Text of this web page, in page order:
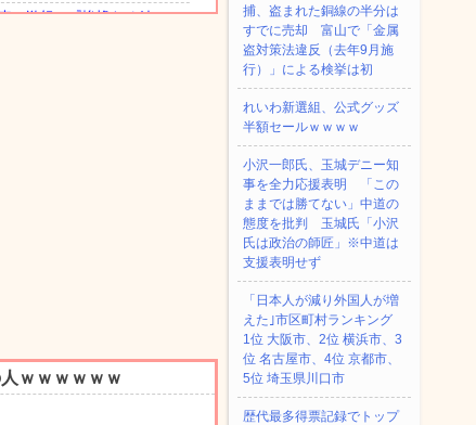
捕、盗まれた銅線の半分は
すでに売却 富山で「金属
盗対策法違反（去年9月施
行）」による検挙は初
れいわ新選組、公式グッズ
半額セールｗｗｗｗ
小沢一郎氏、玉城デニー知
事を全力応援表明 「この
ままでは勝てない」中道の
態度を批判 玉城氏「小沢
氏は政治の師匠」※中道は
支援表明せず
「日本人が減り外国人が増
えた｣市区町村ランキング
1位 大阪市、2位 横浜市、3
位 名古屋市、4位 京都市、
5位 埼玉県川口市
歴代最多得票記録でトップ